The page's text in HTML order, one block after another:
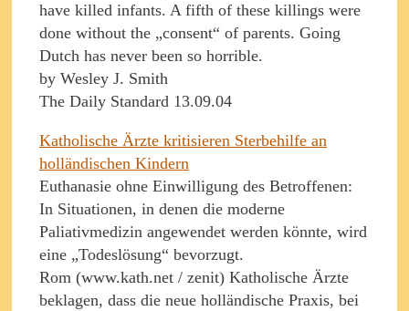
have killed infants. A fifth of these killings were
done without the „consent“ of parents. Going
Dutch has never been so horrible.
by Wesley J. Smith
The Daily Standard 13.09.04
Katholische Ärzte kritisieren Sterbehilfe an
holländischen Kindern
Euthanasie ohne Einwilligung des Betroffenen:
In Situationen, in denen die moderne
Paliativmedizin angewendet werden könnte, wird
eine „Todeslösung“ bevorzugt.
Rom (www.kath.net / zenit) Katholische Ärzte
beklagen, dass die neue holländische Praxis, bei